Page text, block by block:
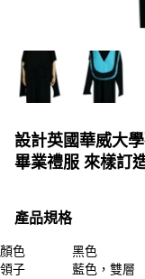
設計英國華威大
畢業禮服 來樣訂
產品規格
顏色
黑色
領子
藍色，雙層